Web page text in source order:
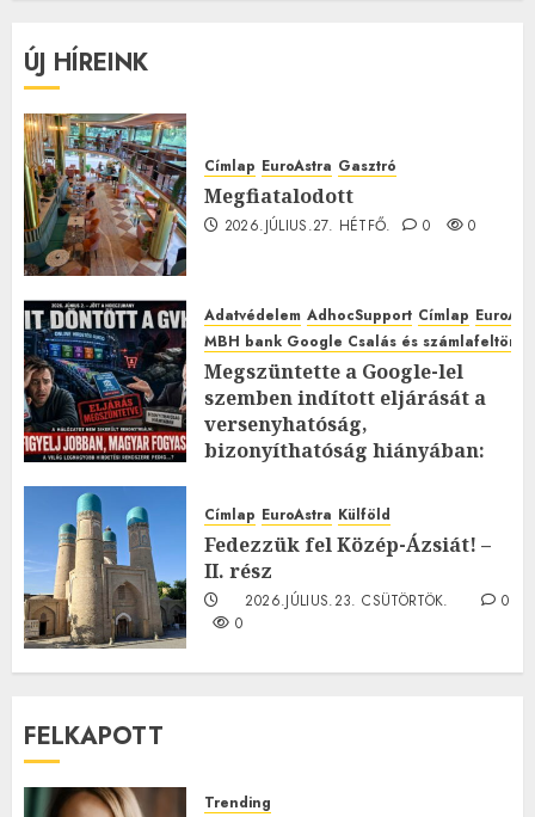
ÚJ HÍREINK
Címlap EuroAstra Gasztró
Megfiatalodott
2026.JÚLIUS.27. HÉTFŐ. 0 0
Adatvédelem AdhocSupport Címlap
MBH bank Google Csalás és
Megszüntette a Google-lel
szemben indított eljárását a
versenyhatóság,
bizonyíthatóság hiányában:
2026.JÚLIUS.23. CSÜTÖRTÖK.
0
Címlap EuroAstra Külföld
Fedezzük fel Közép-Ázsiát! –
II. rész
2026.JÚLIUS.23. CSÜTÖRTÖK.
0
0
FELKAPOTT
Trending